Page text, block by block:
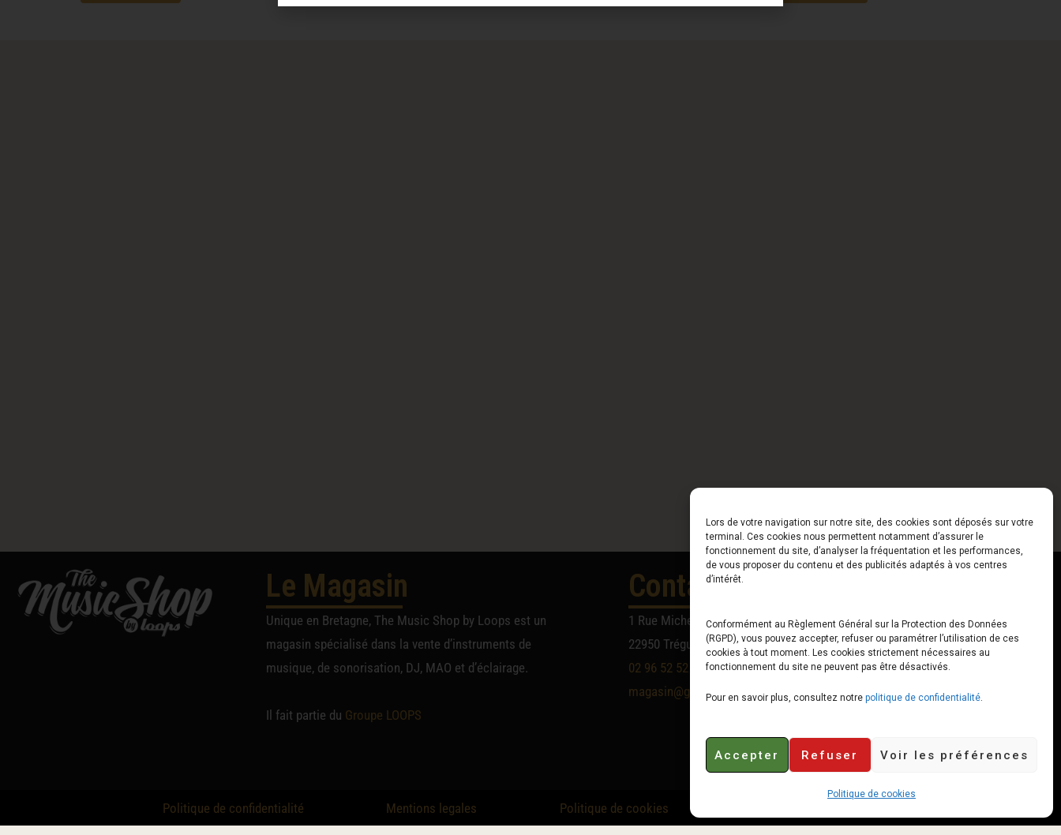
Lors de votre navigation sur notre site, des cookies sont déposés sur votre
terminal. Ces cookies nous permettent notamment d’assurer le
fonctionnement du site, d’analyser la fréquentation et les performances,
de vous proposer du contenu et des publicités adaptés à vos centres
d’intérêt.
Conformément au Règlement Général sur la Protection des Données
(RGPD), vous pouvez accepter, refuser ou paramétrer l’utilisation de ces
cookies à tout moment. Les cookies strictement nécessaires au
fonctionnement du site ne peuvent pas être désactivés.
Pour en savoir plus, consultez notre politique de confidentialité.
Accepter Refuser Voir les préférences
Politique de cookies
Le Magasin
Unique en Bretagne, The Music Shop by Loops est un
magasin spécialisé dans la vente d’instruments de
musique, de sonorisation, DJ, MAO et d’éclairage.
Il fait partie du Groupe LOOPS
Contact
1 Rue Michel Audiard
22950 Trégueux
02 96 52 52 52
magasin@groupe-loops.fr
Du Lundi au Vendredi
10h00 – 12h30 // 14h00 –
19h00
Le Samedi
18h00
Politique de confidentialité Mentions legales Politique de cookies